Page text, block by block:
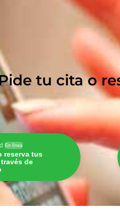
tu cita o
En línea
reserva tus
de